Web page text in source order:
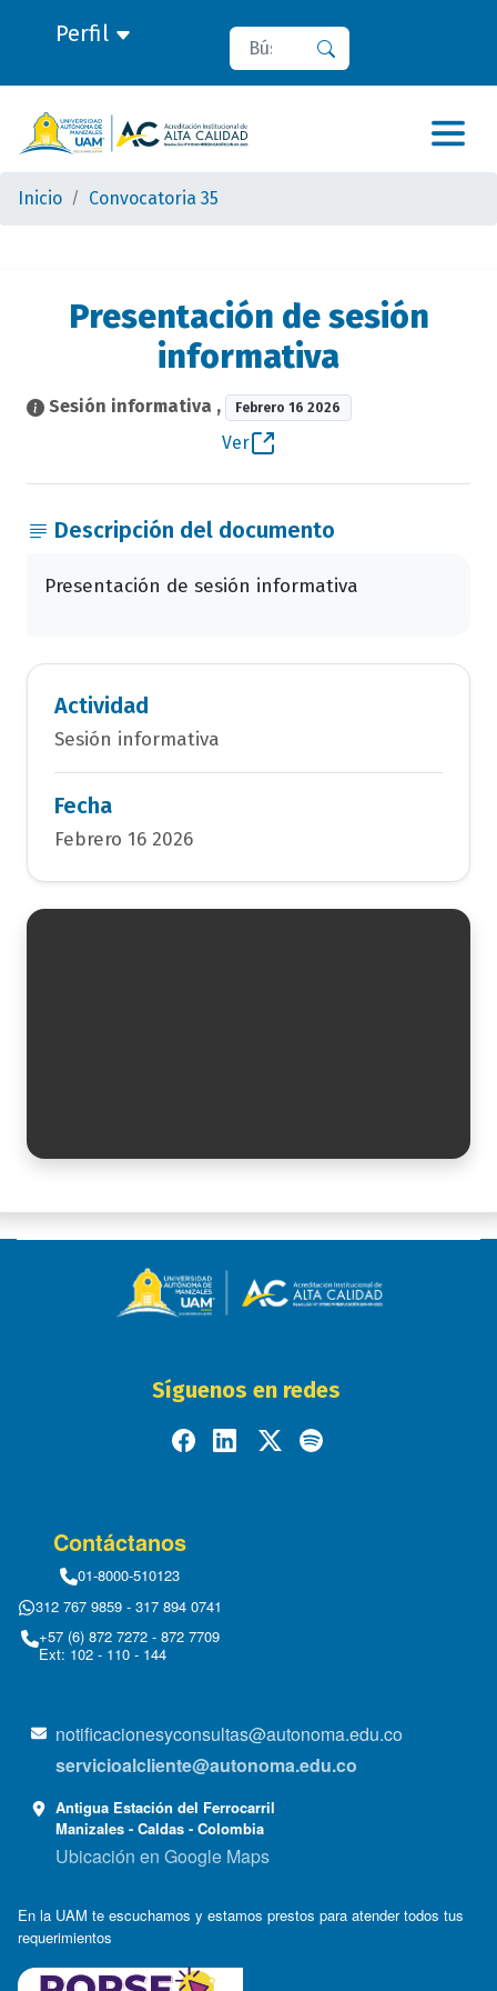
Perfil Buscar
Inicio Convocatoria 35
Presentación de sesión
informativa
Sesión informativa , Febrero 16 2026
Ver
Descripción del documento
Presentación de sesión informativa
Actividad
Sesión informativa
Fecha
Febrero 16 2026
Síguenos en redes
Contáctanos
01-8000-510123
312 767 9859 - 317 894 0741
+57 (6) 872 7272 - 872 7709
Ext: 102 - 110 - 144
notificacionesyconsultas@autonoma.edu.co
servicioalcliente@autonoma.edu.co
Antigua Estación del Ferrocarril
Manizales - Caldas - Colombia
Ubicación en Google Maps
En la UAM te escuchamos y estamos prestos para atender todos tus
requerimientos